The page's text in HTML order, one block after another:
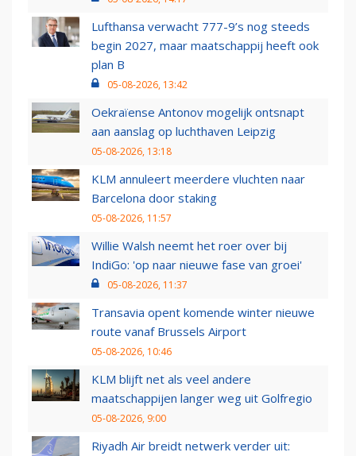
Lufthansa verwacht 777-9’s nog steeds
begin 2027, maar maatschappij heeft ook
plan B
05-08-2026, 13:42
Oekraïense Antonov mogelijk ontsnapt
aan aanslag op luchthaven Leipzig
05-08-2026, 13:18
KLM annuleert meerdere vluchten naar
Barcelona door staking
05-08-2026, 11:57
Willie Walsh neemt het roer over bij
IndiGo: 'op naar nieuwe fase van groei'
05-08-2026, 11:37
Transavia opent komende winter nieuwe
route vanaf Brussels Airport
05-08-2026, 10:46
KLM blijft net als veel andere
maatschappijen langer weg uit Golfregio
05-08-2026, 9:00
Riyadh Air breidt netwerk verder uit: